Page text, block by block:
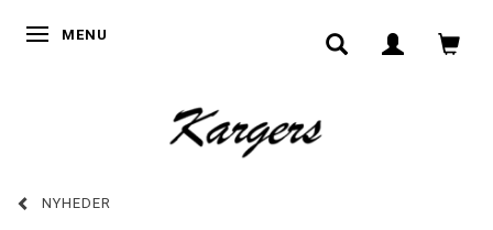
SKIFTE NAVIGATION
MENU
NYHEDER